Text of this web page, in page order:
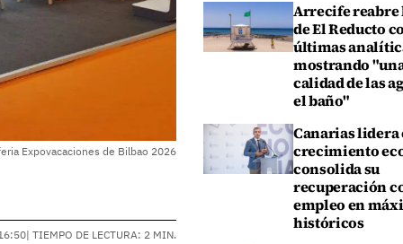
Expovacaciones de Bilbao 2026
| TIEMPO DE LECTURA: 2 MIN.
Arrecife reabre
de El Reducto
últimas
mostrando
calidad de las
el baño"
Canarias lidera
crecimiento
consolida su
recuperación
empleo en
históricos